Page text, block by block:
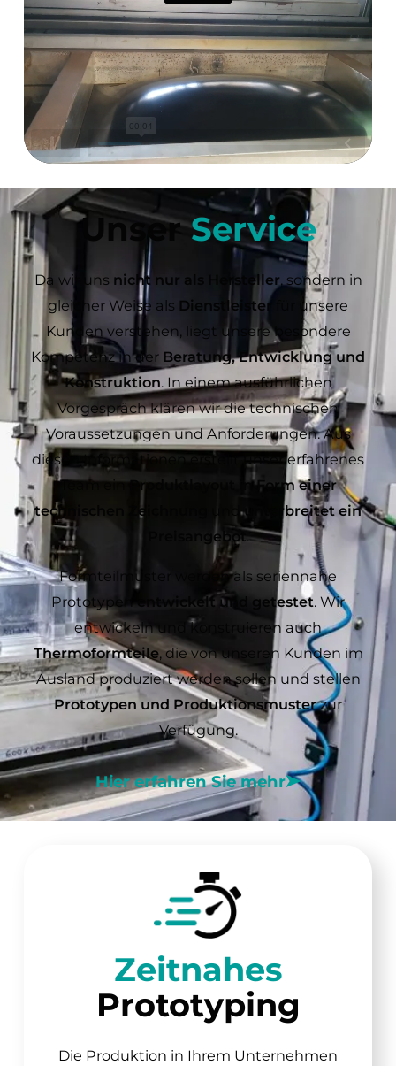
Unser Service
Da wir uns nicht nur als Hersteller, sondern in
gleicher Weise als Dienstleister für unsere
Kunden verstehen, liegt unsere besondere
Kompetenz in der Beratung, Entwicklung und
Konstruktion. In einem ausführlichen
Vorgespräch klären wir die technischen
Voraussetzungen und Anforderungen. Aus
diesen Informationen erstellt unser erfahrenes
Team einProduktlayout in Form einer
technischen Zeichnung
undunterbreitet ein
Preisangebot.
Formteilmuster werden als seriennahe
Prototypenentwickelt und getestet. Wir
entwickeln und konstruieren auch
Thermoformteile, die von unseren Kunden im
Ausland produziert werden sollen und stellen
Prototypen und Produktionsmusterzur
Verfügung.
Hier erfahren Sie mehr
Zeitnahes
Prototyping
Die Produktion in Ihrem Unternehmen